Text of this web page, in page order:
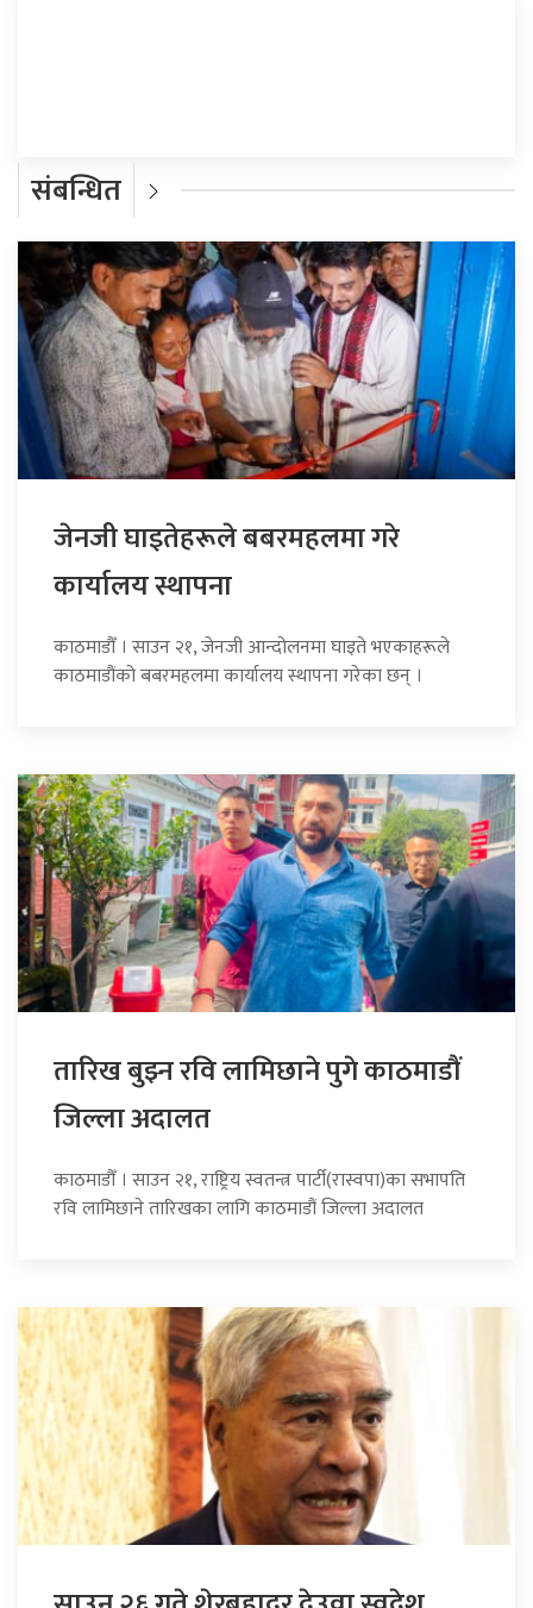
संबन्धित
जेनजी घाइतेहरूले बबरमहलमा गरे
कार्यालय स्थापना
काठमाडौँ । साउन २१, जेनजी आन्दोलनमा घाइते भएकाहरूले
काठमाडौंको बबरमहलमा कार्यालय स्थापना गरेका छन् ।
तारिख बुझ्न रवि लामिछाने पुगे काठमाडौं
जिल्ला अदालत
काठमाडौँ । साउन २१, राष्ट्रिय स्वतन्त्र पार्टी(रास्वपा)का सभापति
रवि लामिछाने तारिखका लागि काठमाडौं जिल्ला अदालत